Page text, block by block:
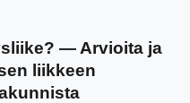
— Arvioita ja
liikkeen